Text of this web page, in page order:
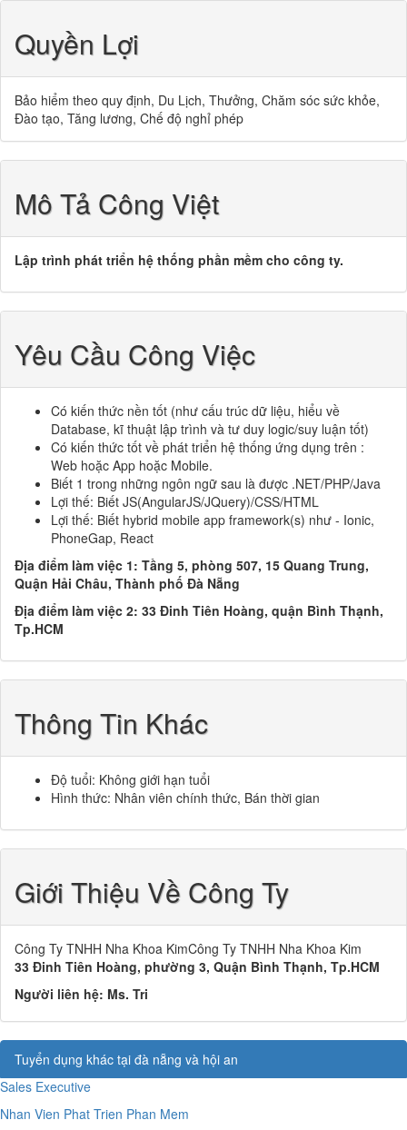
Quyền Lợi
Bảo hiểm theo quy định, Du Lịch, Thưởng, Chăm sóc sức khỏe,
Đào tạo, Tăng lương, Chế độ nghỉ phép
Mô Tả Công Việt
Lập trình phát triển hệ thống phần mềm cho công ty.
Yêu Cầu Công Việc
Có kiến thức nền tốt (như cấu trúc dữ liệu, hiểu về
Database, kĩ thuật lập trình và tư duy logic/suy luận tốt)
Có kiến thức tốt về phát triển hệ thống ứng dụng trên :
Web hoặc App hoặc Mobile.
Biết 1 trong những ngôn ngữ sau là được .NET/PHP/Java
Lợi thế: Biết JS(AngularJS/JQuery)/CSS/HTML
Lợi thế: Biết hybrid mobile app framework(s) như - Ionic,
PhoneGap, React
Địa điểm làm việc 1: Tầng 5, phòng 507, 15 Quang Trung,
Quận Hải Châu, Thành phố Đà Nẵng
Địa điểm làm việc 2: 33 Đinh Tiên Hoàng, quận Bình Thạnh,
Tp.HCM
Thông Tin Khác
Độ tuổi: Không giới hạn tuổi
Hình thức: Nhân viên chính thức, Bán thời gian
Giới Thiệu Về Công Ty
Công Ty TNHH Nha Khoa KimCông Ty TNHH Nha Khoa Kim
33 Đinh Tiên Hoàng, phường 3, Quận Bình Thạnh, Tp.HCM
Người liên hệ: Ms. Tri
Tuyển dụng khác tại đà nẵng và hội an
Sales Executive
Nhan Vien Phat Trien Phan Mem